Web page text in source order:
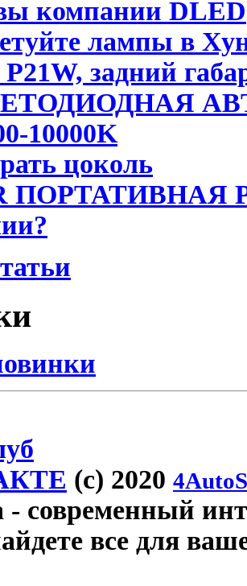
компании DLED
лампы в
задний
10000K
цоколь
ПОРТАТИВНАЯ
(c) 2020
- современный
все для